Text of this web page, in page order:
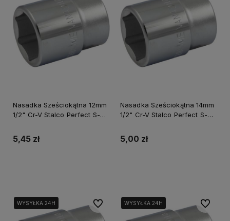
Nasadka Sześciokątna 12mm
1/2" Cr-V Stalco Perfect S-
5,45 zł
Nasadka Sześciokątna 14mm
1/2" Cr-V Stalco Perfect S-
5,00 zł
WYSYŁKA 24H Do ulubionychWYSYŁKA 24H Do